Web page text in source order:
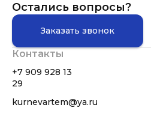
Остались вопросы?
Заказать звонок
Контакты
+7 909 928 13
29
kurnevartem@ya.ru